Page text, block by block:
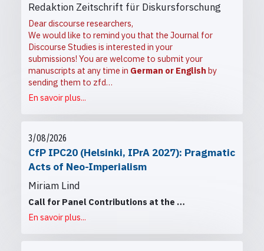
Redaktion Zeitschrift für Diskursforschung
Dear discourse researchers,
We would like to remind you that the Journal for
Discourse Studies is interested in your
submissions! You are welcome to submit your
manuscripts at any time in German or English by
sending them to zfd…
En savoir plus...
3/08/2026
CfP IPC20 (Helsinki, IPrA 2027): Pragmatic
Acts of Neo-Imperialism
Miriam Lind
Call for Panel Contributions at the …
En savoir plus...